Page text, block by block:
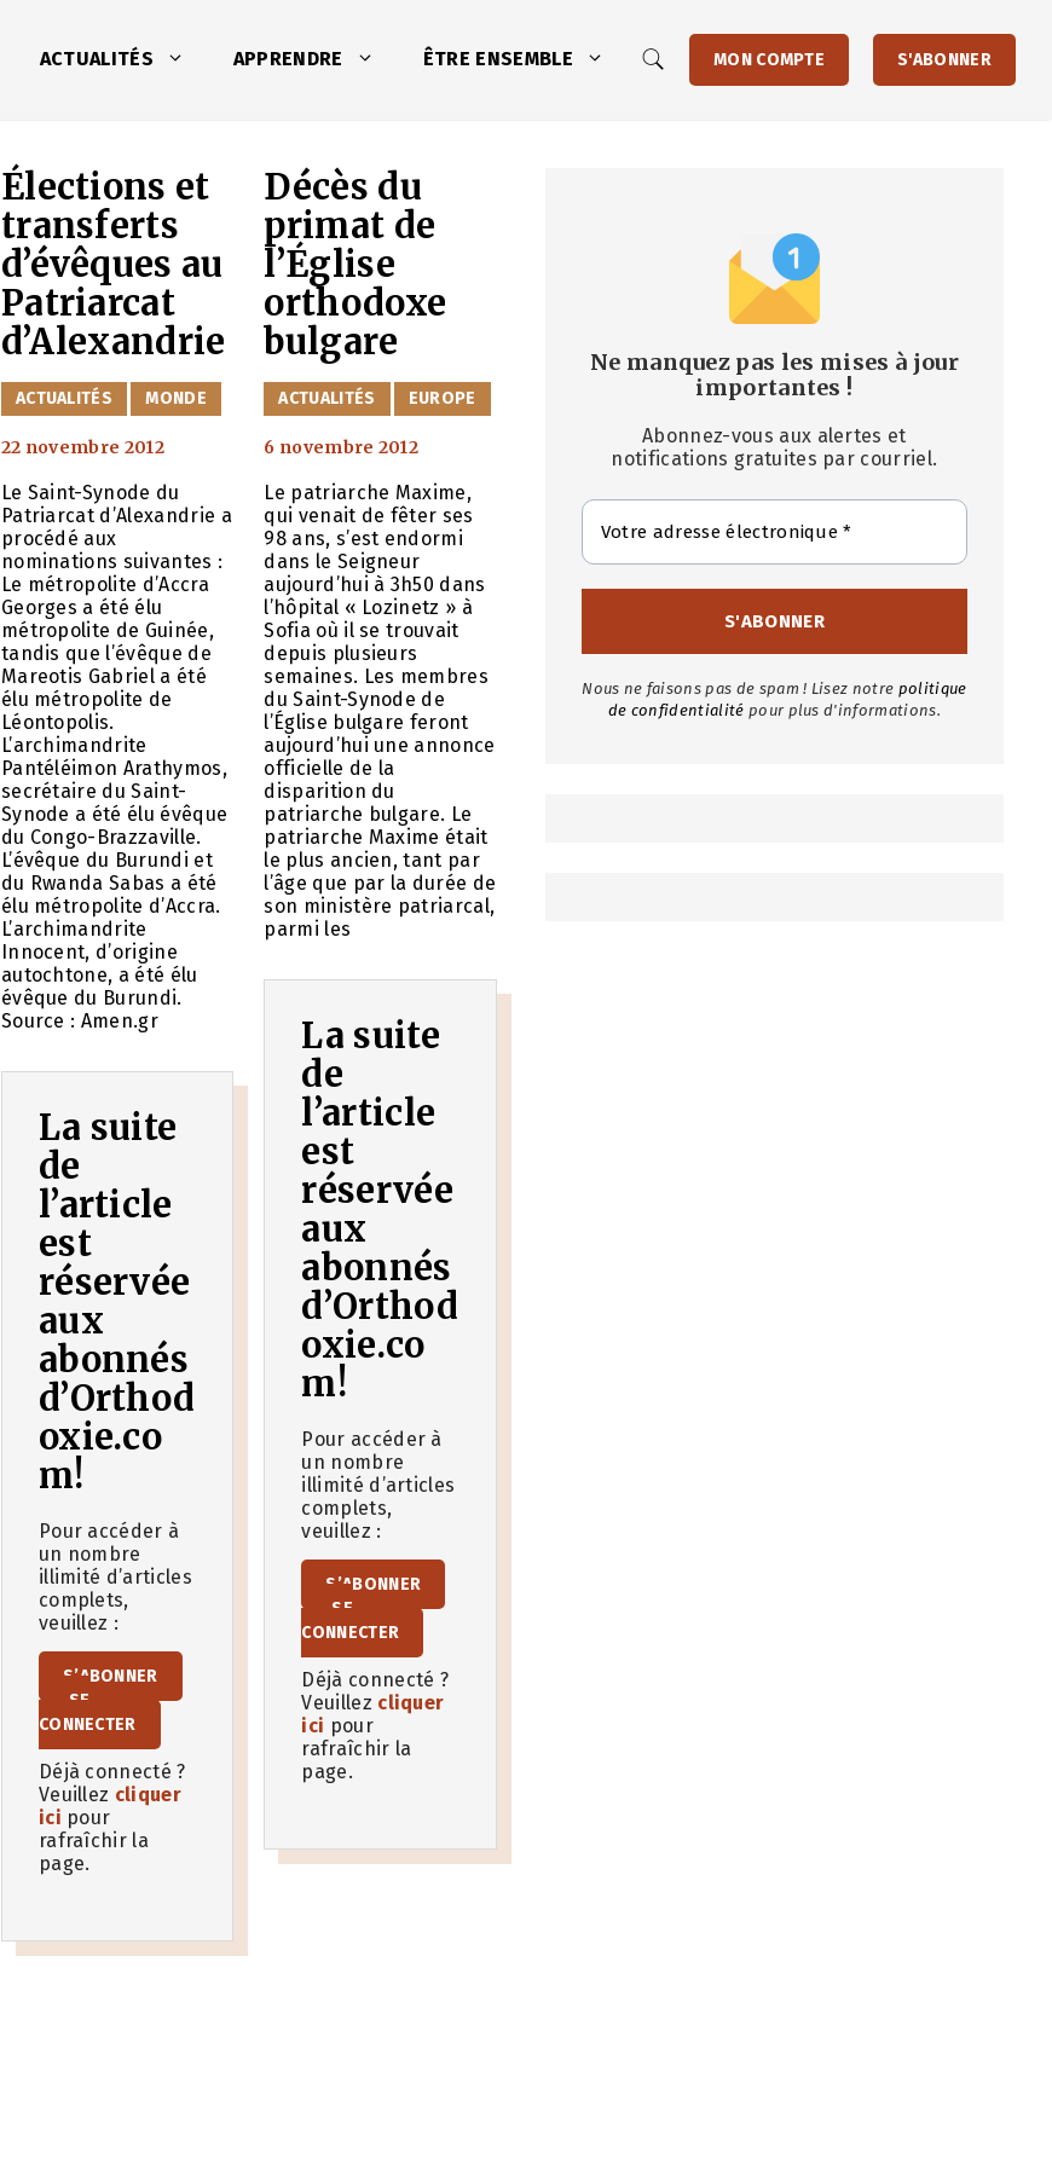
ACTUALITÉS APPRENDRE ÊTRE ENSEMBLE MON COMPTE S'ABONNER
Élections et
transferts
d’évêques au
Patriarcat
d’Alexandrie
CATÉGORIES
ACTUALITÉS MONDE
22 novembre 2012
Le Saint-Synode du
Patriarcat d’Alexandrie a
procédé aux
nominations suivantes :
Le métropolite d’Accra
Georges a été élu
métropolite de Guinée,
tandis que l’évêque de
Mareotis Gabriel a été
élu métropolite de
Léontopolis.
L’archimandrite
Pantéléimon Arathymos,
secrétaire du Saint-
Synode a été élu évêque
du Congo-Brazzaville.
L’évêque du Burundi et
du Rwanda Sabas a été
élu métropolite d’Accra.
L’archimandrite
Innocent, d’origine
autochtone, a été élu
évêque du Burundi.
Source : Amen.gr
La suite
de
l’article
est
réservée
aux
abonnés
d’Orthod
oxie.co
m!
Pour accéder à
un nombre
illimité d’articles
complets,
veuillez :
S’ABONNER
SE
CONNECTER
Déjà connecté ?
Veuillez cliquer
ici pour
rafraîchir la
page.
Décès du
primat de
l’Église
orthodoxe
bulgare
CATÉGORIES
ACTUALITÉS EUROPE
6 novembre 2012
Le patriarche Maxime,
qui venait de fêter ses
98 ans, s’est endormi
dans le Seigneur
aujourd’hui à 3h50 dans
l’hôpital « Lozinetz » à
Sofia où il se trouvait
depuis plusieurs
semaines. Les membres
du Saint-Synode de
l’Église bulgare feront
aujourd’hui une annonce
officielle de la
disparition du
patriarche bulgare. Le
patriarche Maxime était
le plus ancien, tant par
l’âge que par la durée de
son ministère patriarcal,
parmi les
La suite
de
l’article
est
réservée
aux
abonnés
d’Orthod
oxie.co
m!
Pour accéder à
un nombre
illimité d’articles
complets,
veuillez :
S’ABONNER
SE
CONNECTER
Déjà connecté ?
Veuillez cliquer
ici pour
rafraîchir la
page.
Ne manquez pas les mises à jour
importantes !
Abonnez-vous aux alertes et
notifications gratuites par courriel.
Nous ne faisons pas de spam ! Lisez notre politique
de confidentialité pour plus d'informations.